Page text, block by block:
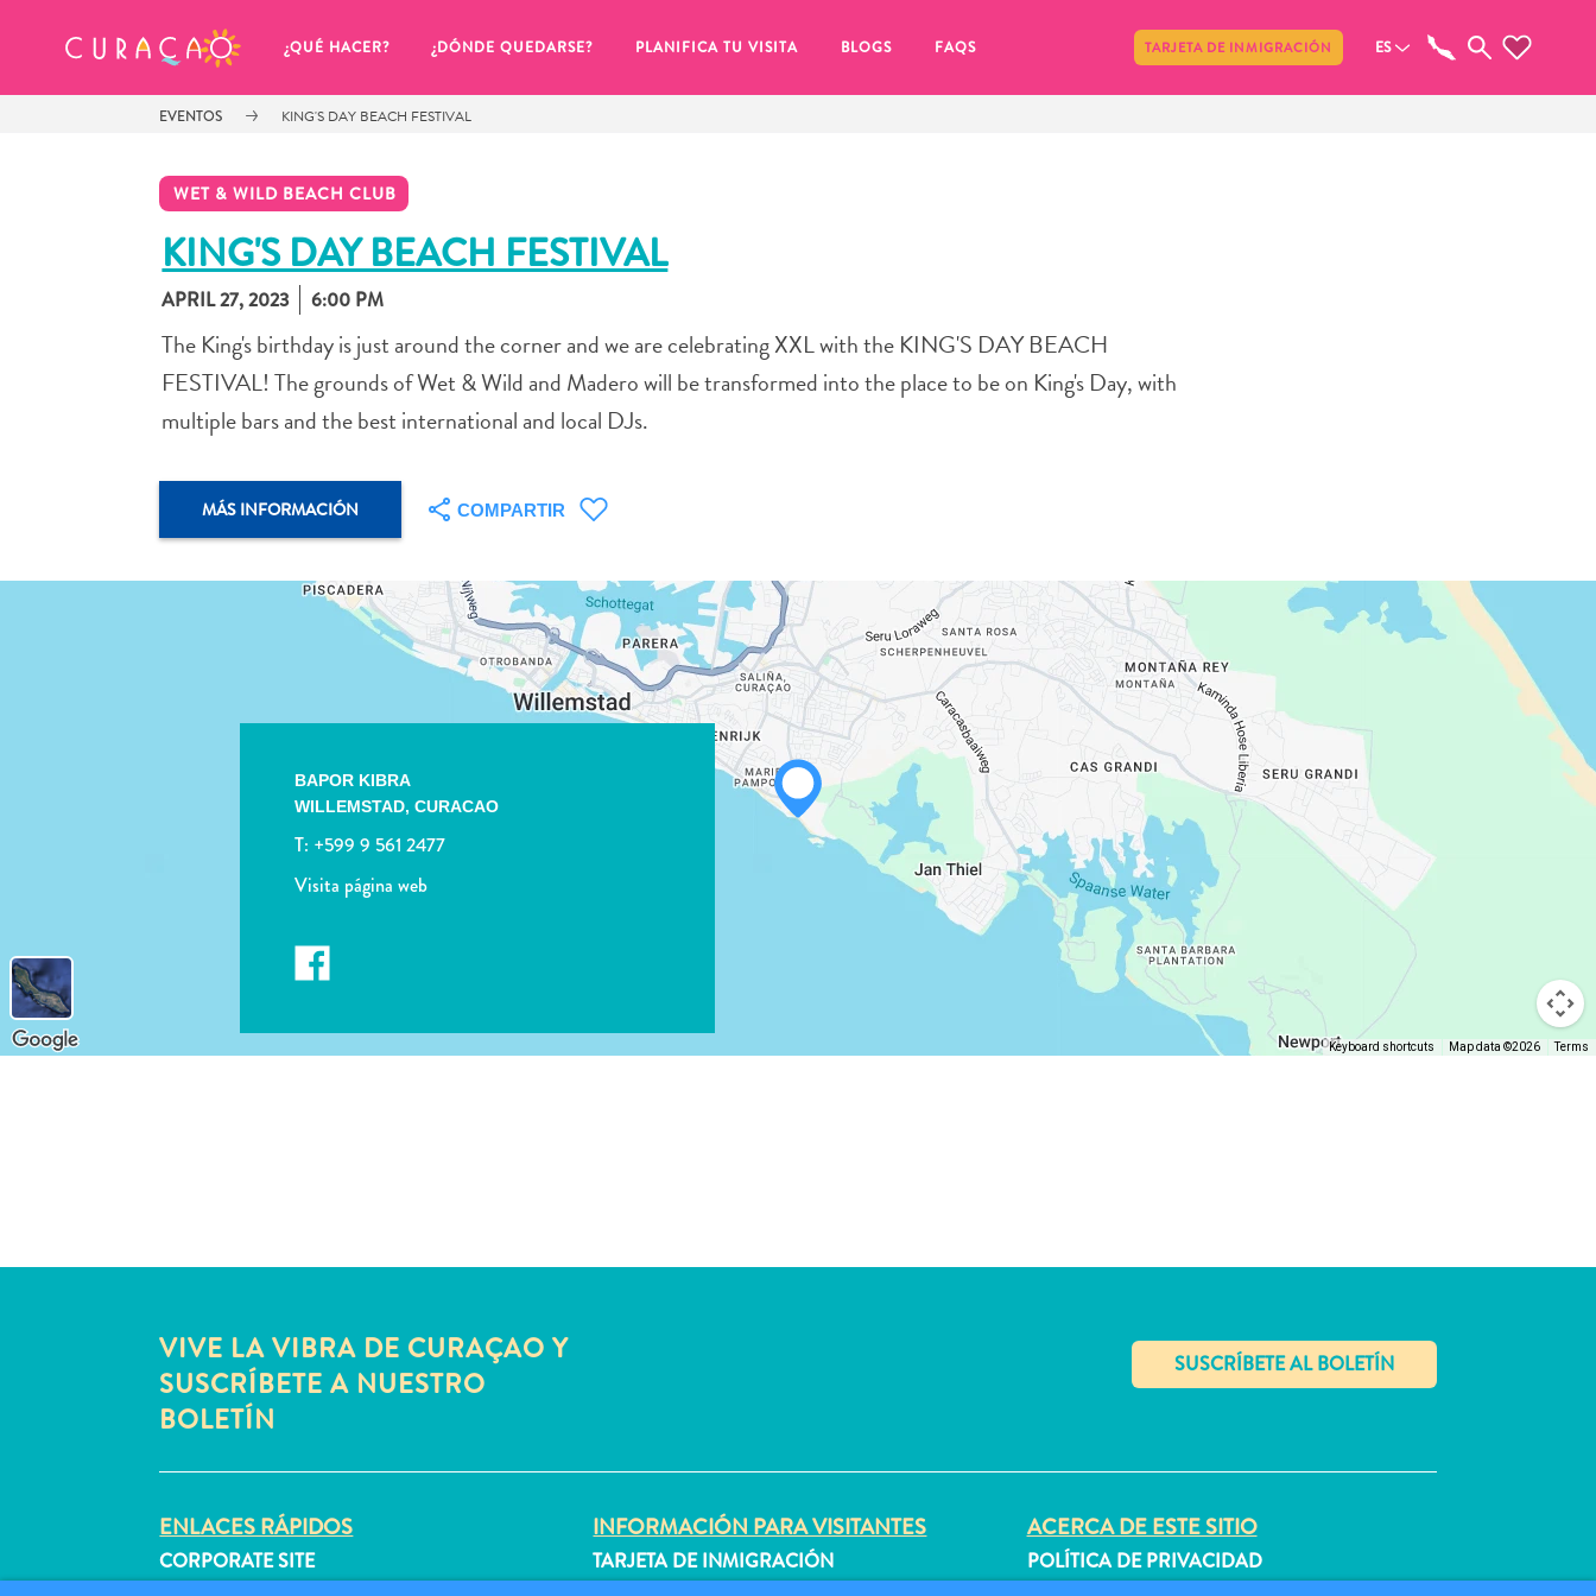
¿QUÉ HACER? ¿DÓNDE QUEDARSE? PLANIFICA TU VISITA BLOGS FAQS TARJETA DE INMIGRACIÓN ES
EVENTOS KING'S DAY BEACH FESTIVAL
WET & WILD BEACH CLUB
KING'S DAY BEACH FESTIVAL
APRIL 27, 2023 6:00 PM
The King's birthday is just around the corner and we are celebrating XXL with the KING'S DAY BEACH
FESTIVAL! The grounds of Wet & Wild and Madero will be transformed into the place to be on King's Day, with
multiple bars and the best international and local DJs.
MÁS INFORMACIÓN COMPARTIR
COPIAR ENLACE
BAPOR KIBRA
WILLEMSTAD, CURACAO
T: +599 9 561 2477
Visita página web
Keyboard shortcuts Map data ©2026 Terms
VIVE LA VIBRA DE CURAÇAO Y
SUSCRÍBETE A NUESTRO
BOLETÍN
✕
ENLACES RÁPIDOS
CORPORATE SITE
INFORMACIÓN PARA VISITANTES
TARJETA DE INMIGRACIÓN
ACERCA DE ESTE SITIO
POLÍTICA DE PRIVACIDAD
MIS FAVORITOS Compartir
Parece que no has guardado
Cuando quiera guardar algo para más tarde, asegúrese de hacer clic en el